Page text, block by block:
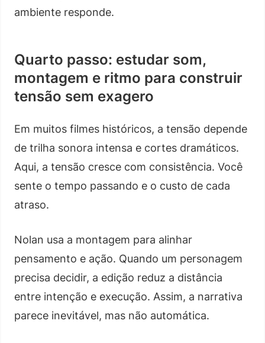
ambiente responde.
Quarto passo: estudar som,
montagem e ritmo para construir
tensão sem exagero
Em muitos filmes históricos, a tensão depende
de trilha sonora intensa e cortes dramáticos.
Aqui, a tensão cresce com consistência. Você
sente o tempo passando e o custo de cada
atraso.
Nolan usa a montagem para alinhar
pensamento e ação. Quando um personagem
precisa decidir, a edição reduz a distância
entre intenção e execução. Assim, a narrativa
parece inevitável, mas não automática.